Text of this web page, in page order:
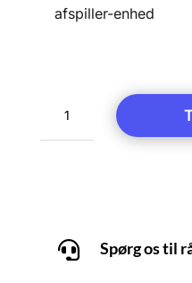
afspiller-enhed
65UHN5-
 Spørg os til